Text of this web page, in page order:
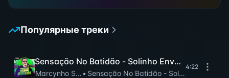
Популярные треки
Sensação No Batidão - Solinho Envolvente
Marcynho Sensação
• Sensação No Batidão - Solinho
4:22